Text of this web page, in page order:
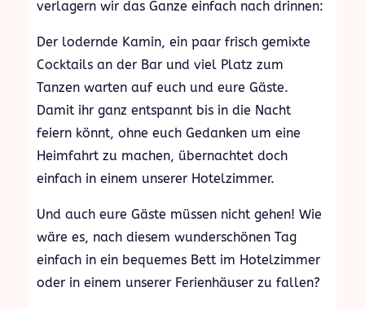
verlagern wir das Ganze einfach nach drinnen:
Der lodernde Kamin, ein paar frisch gemixte
Cocktails an der Bar und viel Platz zum
Tanzen warten auf euch und eure Gäste.
Damit ihr ganz entspannt bis in die Nacht
feiern könnt, ohne euch Gedanken um eine
Heimfahrt zu machen, übernachtet doch
einfach in einem unserer Hotelzimmer.
Und auch eure Gäste müssen nicht gehen! Wie
wäre es, nach diesem wunderschönen Tag
einfach in ein bequemes Bett im Hotelzimmer
oder in einem unserer Ferienhäuser zu fallen?